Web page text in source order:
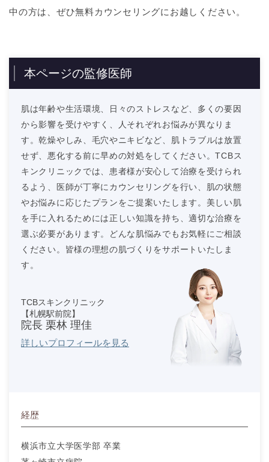
中の方は、ぜひ無料カウンセリングにお越しください。
本ページの監修医師
肌は年齢や生活環境、日々のストレスなど、多くの要因
から影響を受けやすく、人それぞれお悩みが異なりま
す。乾燥やしみ、毛穴やニキビなど、肌トラブルは放置
せず、悪化する前に早めの対処をしてください。TCBス
キンクリニックでは、患者様が安心して治療を受けられ
るよう、医師が丁寧にカウンセリングを行い、肌の状態
やお悩みに応じたプランをご提案いたします。美しい肌
を手に入れるためには正しい知識を持ち、適切な治療を
選ぶ必要があります。どんな肌悩みでもお気軽にご相談
ください。皆様の理想の肌づくりをサポートいたしま
す。
TCBスキンクリニック
【札幌駅前院】
院長 栗林 理佳
詳しいプロフィールを見る
経歴
横浜市立大学医学部 卒業